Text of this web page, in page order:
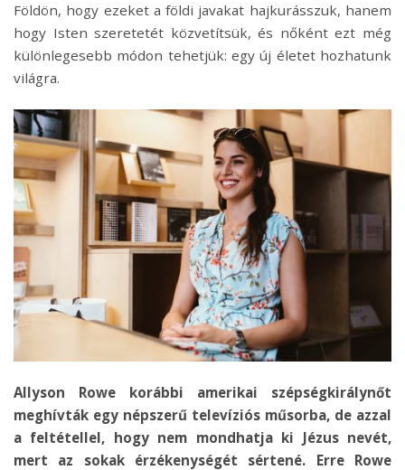
Földön, hogy ezeket a földi javakat hajkurásszuk, hanem
hogy Isten szeretetét közvetítsük, és nőként ezt még
különlegesebb módon tehetjük: egy új életet hozhatunk
világra.
Allyson Rowe korábbi amerikai szépségkirálynőt
meghívták egy népszerű televíziós műsorba, de azzal
a feltétellel, hogy nem mondhatja ki Jézus nevét,
mert az sokak érzékenységét sértené. Erre Rowe